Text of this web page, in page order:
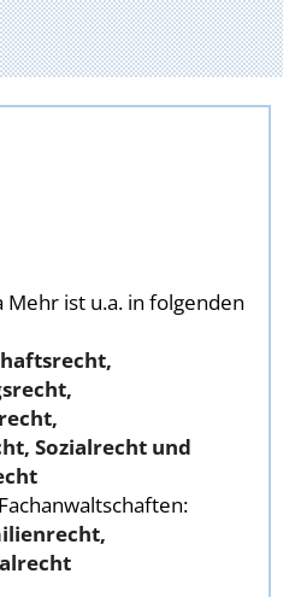
ist u.a. in folgenden
Sozialrecht und